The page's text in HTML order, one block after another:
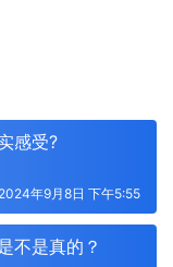
感受?
2024年9月8日 下午5:55
不是真的？